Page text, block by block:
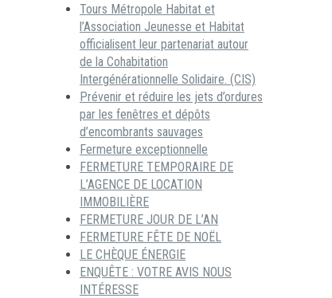
Tours Métropole Habitat et
l’Association Jeunesse et Habitat
officialisent leur partenariat autour
de la Cohabitation
Intergénérationnelle Solidaire. (CIS)
Prévenir et réduire les jets d’ordures
par les fenêtres et dépôts
d’encombrants sauvages
Fermeture exceptionnelle
FERMETURE TEMPORAIRE DE
L’AGENCE DE LOCATION
IMMOBILIÈRE
FERMETURE JOUR DE L’AN
FERMETURE FÊTE DE NOËL
LE CHÈQUE ÉNERGIE
ENQUÊTE : VOTRE AVIS NOUS
INTÉRESSE